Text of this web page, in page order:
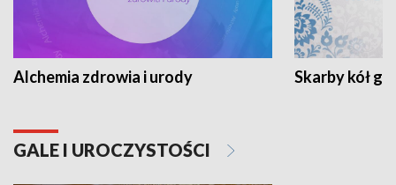
Alchemia zdrowia i urody Skarby kół
GALE I UROCZYSTOŚCI